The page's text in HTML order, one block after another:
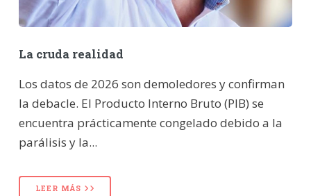
La cruda realidad
Los datos de 2026 son demoledores y confirman
la debacle. El Producto Interno Bruto (PIB) se
encuentra prácticamente congelado debido a la
parálisis y la...
LEER MÁS